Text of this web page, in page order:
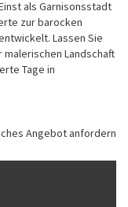
als Garnisonsstadt
zur barocken
Lassen Sie
Landschaft
Tage in
Angebot anfordern